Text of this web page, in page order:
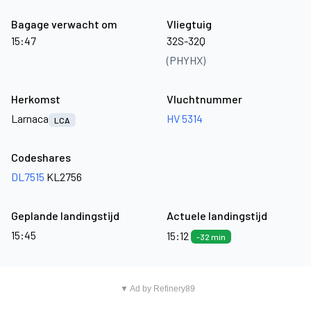
Bagage verwacht om
15:47
Vliegtuig
32S-32Q
(PHYHX)
Herkomst
Larnaca
LCA
Vluchtnummer
HV 5314
Codeshares
DL7515 KL2756
Geplande landingstijd
15:45
Actuele landingstijd
15:12
-32 min
▼ Ad by Refinery89